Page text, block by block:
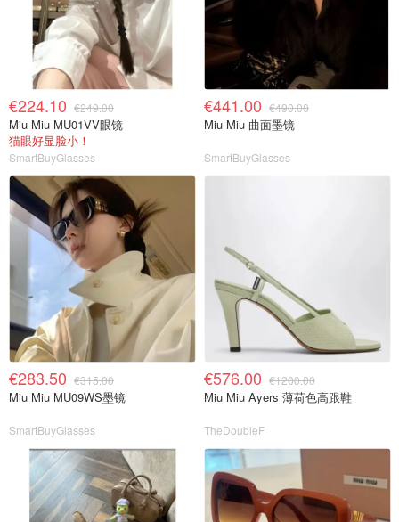
€224.10 €249.00
Miu Miu MU01VV眼镜
猫眼好显脸小！
SmartBuyGlasses
€441.00 €490.00
Miu Miu 曲面墨镜
SmartBuyGlasses
€283.50 €315.00
Miu Miu MU09WS墨镜
SmartBuyGlasses
€576.00 €1200.00
Miu Miu Ayers 薄荷色高跟鞋
TheDoubleF